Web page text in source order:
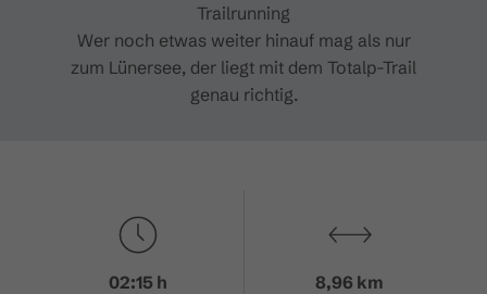
Trailrunning
Wer noch etwas weiter hinauf mag als nur
zum Lünersee, der liegt mit dem Totalp-Trail
genau richtig.
02:15 h 8,96 km